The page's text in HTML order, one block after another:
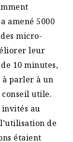
amené 5000
micro-
leur
10 minutes,
parler à un
utile.
au
de
étaient